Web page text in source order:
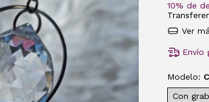
10% de
Ver
Envío
Modelo:
Con